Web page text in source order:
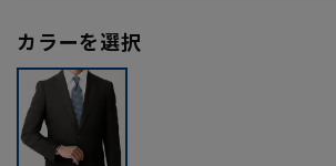
カラーを選択